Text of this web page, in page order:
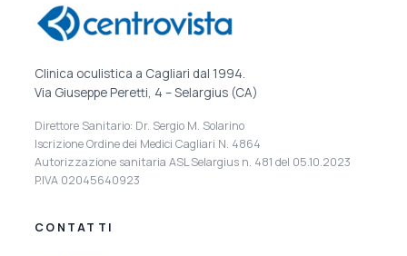
Clinica oculistica a Cagliari dal 1994.
Via Giuseppe Peretti, 4 – Selargius (CA)
Direttore Sanitario: Dr. Sergio M. Solarino
Iscrizione Ordine dei Medici Cagliari N. 4864
Autorizzazione sanitaria ASL Selargius n. 481 del 05.10.2023
P.IVA 02045640923
CONTATTI